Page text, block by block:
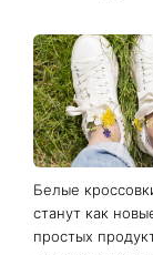
Белые
станут как
простых